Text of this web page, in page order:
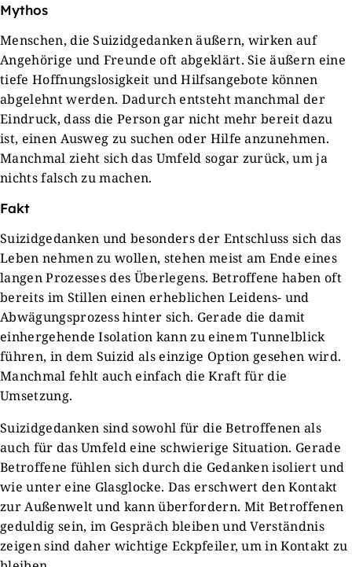
Mythos
Menschen, die Suizidgedanken äußern, wirken auf
Angehörige und Freunde oft abgeklärt. Sie äußern eine
tiefe Hoffnungslosigkeit und Hilfsangebote können
abgelehnt werden. Dadurch entsteht manchmal der
Eindruck, dass die Person gar nicht mehr bereit dazu
ist, einen Ausweg zu suchen oder Hilfe anzunehmen.
Manchmal zieht sich das Umfeld sogar zurück, um ja
nichts falsch zu machen.
Fakt
Suizidgedanken und besonders der Entschluss sich das
Leben nehmen zu wollen, stehen meist am Ende eines
langen Prozesses des Überlegens. Betroffene haben oft
bereits im Stillen einen erheblichen Leidens- und
Abwägungsprozess hinter sich. Gerade die damit
einhergehende Isolation kann zu einem Tunnelblick
führen, in dem Suizid als einzige Option gesehen wird.
Manchmal fehlt auch einfach die Kraft für die
Umsetzung.
Suizidgedanken sind sowohl für die Betroffenen als
auch für das Umfeld eine schwierige Situation. Gerade
Betroffene fühlen sich durch die Gedanken isoliert und
wie unter eine Glasglocke. Das erschwert den Kontakt
zur Außenwelt und kann überfordern. Mit Betroffenen
geduldig sein, im Gespräch bleiben und Verständnis
zeigen sind daher wichtige Eckpfeiler, um in Kontakt zu